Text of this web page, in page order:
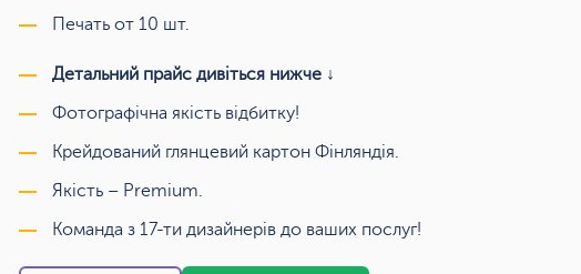
Печать от 10 шт.
Детальний прайс дивіться нижче ↓
Фотографічна якість відбитку!
Крейдований глянцевий картон Фінляндія.
Якість – Premium.
Команда з 17-ти дизайнерів до ваших послуг!